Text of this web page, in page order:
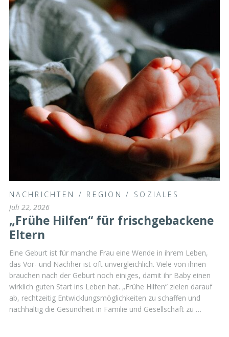
NACHRICHTEN / REGION / SOZIALES
Juli 22, 2026
„Frühe Hilfen“ für frischgebackene
Eltern
Eine Geburt ist für manche Frau eine Wende in ihrem Leben,
das Vor- und Nachher ist oft unvergleichlich. Viele von ihnen
brauchen nach der Geburt noch einiges, damit ihr Baby einen
wirklich guten Start ins Leben hat. „Frühe Hilfen“ zielen darauf
ab, rechtzeitig Entwicklungsmöglichkeiten zu schaffen und
nachhaltig die Gesundheit in Familie und Gesellschaft zu …